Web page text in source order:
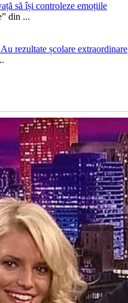
să își controleze emoțiile
din ...
rezultate școlare extraordinare